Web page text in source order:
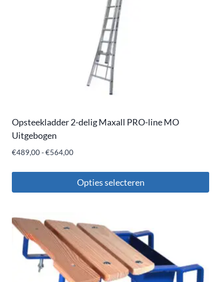
Opsteekladder 2-delig Maxall PRO-line MO
Uitgebogen
€489,00-€564,00
Opties selecteren